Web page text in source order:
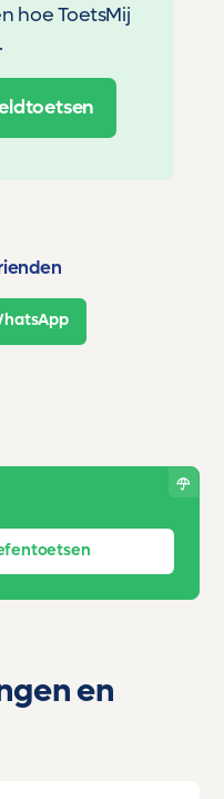
hoe ToetsMij
en